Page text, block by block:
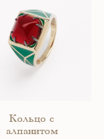
Кольцо с
алпанитом